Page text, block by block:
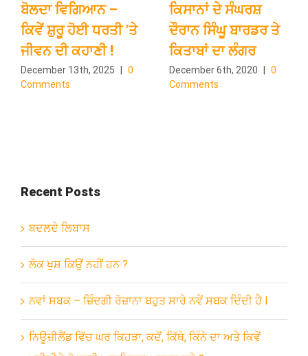
ਬੋਲਦਾ ਵਿਗਿਆਨ –
ਕਿਵੇਂ ਸ਼ੁਰੂ ਹੋਈ ਧਰਤੀ ’ਤੇ
ਜੀਵਨ ਦੀ ਕਹਾਣੀ !
December 13th, 2025
0
Comments
ਕਿਸਾਨਾਂ ਦੇ ਸੰਘਰਸ਼
ਦੌਰਾਨ ਸਿੰਘੂ ਬਾਰਡਰ ਤੇ
ਕਿਤਾਬਾਂ ਦਾ ਲੰਗਰ
December 6th, 2020
0
Comments
Recent Posts
ਬਦਲਦੇ ਲਿਬਾਸ
ਲੋਕ ਖੁਸ਼ ਕਿਉਂ ਨਹੀਂ ਹਨ ?
ਨਵਾਂ ਸਬਕ – ਜ਼ਿੰਦਗੀ ਰੋਜ਼ਾਨਾ ਬਹੁਤ ਸਾਰੇ ਨਵੇਂ ਸਬਕ ਦਿੰਦੀ ਹੈ l
ਨਿਊਜ਼ੀਲੈਂਡ ਵਿੱਚ ਘਰ ਕਿਹੜਾ, ਕਦੋਂ, ਕਿੱਥੇ, ਕਿੰਨੇ ਦਾ ਅਤੇ ਕਿਵੇਂ